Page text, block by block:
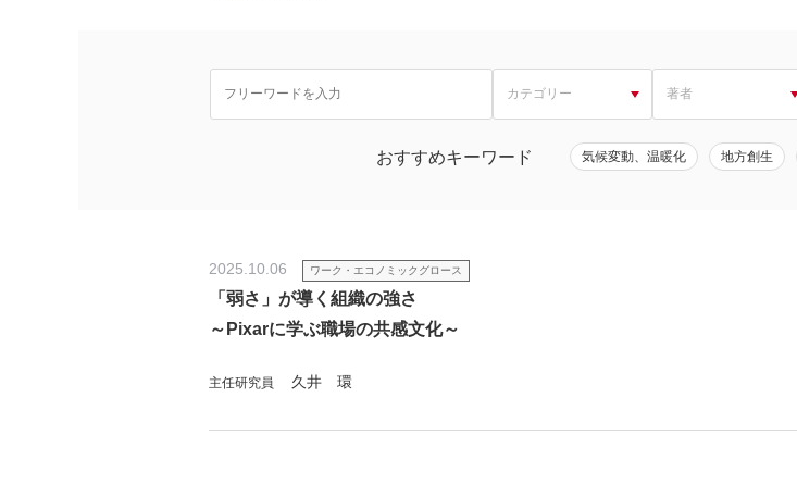
おすすめキーワード 気候変動、温暖化 地方創生
2025.10.06 ワーク・エコノミックグロース
「弱さ」が導く組織の強さ
～Pixarに学ぶ職場の共感文化～
主任研究員 久井 環